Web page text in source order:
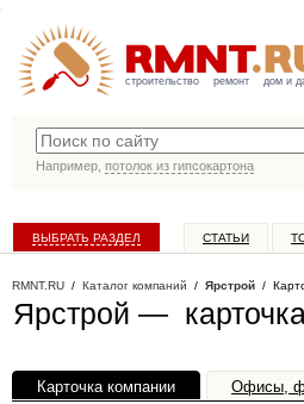
строительство ремонт дом и
Например, потолок из гипсокартона
ВЫБРАТЬ РАЗДЕЛ СТАТЬИ
RMNT.RU / Каталог компаний / Ярстрой /
Ярстрой —
Карточка компании Офисы,